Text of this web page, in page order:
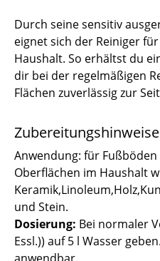
Durch seine sensitiv
eignet sich der Reiniger
Haushalt. So erhältst du
dir bei der regelmäßigen
Flächen zuverlässig zur
Zubereitungshinweise
Anwendung: für
Oberflächen im Haushalt
und Stein.
Dosierung: Bei normaler
Essl.)) auf 5 l Wasser